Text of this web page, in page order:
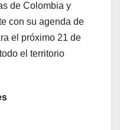
de Colombia y
con su agenda de
el próximo 21 de
el territorio